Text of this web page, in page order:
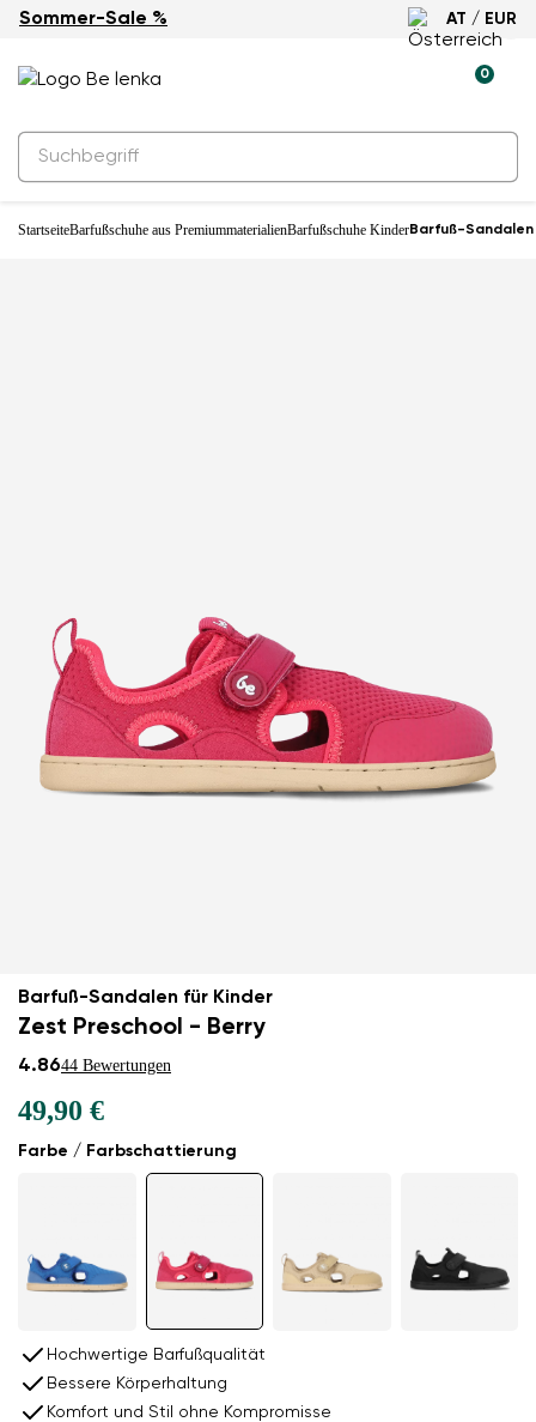
Sommer-Sale % AT / EUR
0
StartseiteBarfußschuhe aus PremiummaterialienBarfußschuhe KinderBarfuß-
Barfuß-Sandalen für Kinder
Zest Preschool - Berry
4.8644 Bewertungen
Farbe / Farbschattierung
49,90 €
Hochwertige Barfußqualität
Bessere Körperhaltung
Komfort und Stil ohne Kompromisse